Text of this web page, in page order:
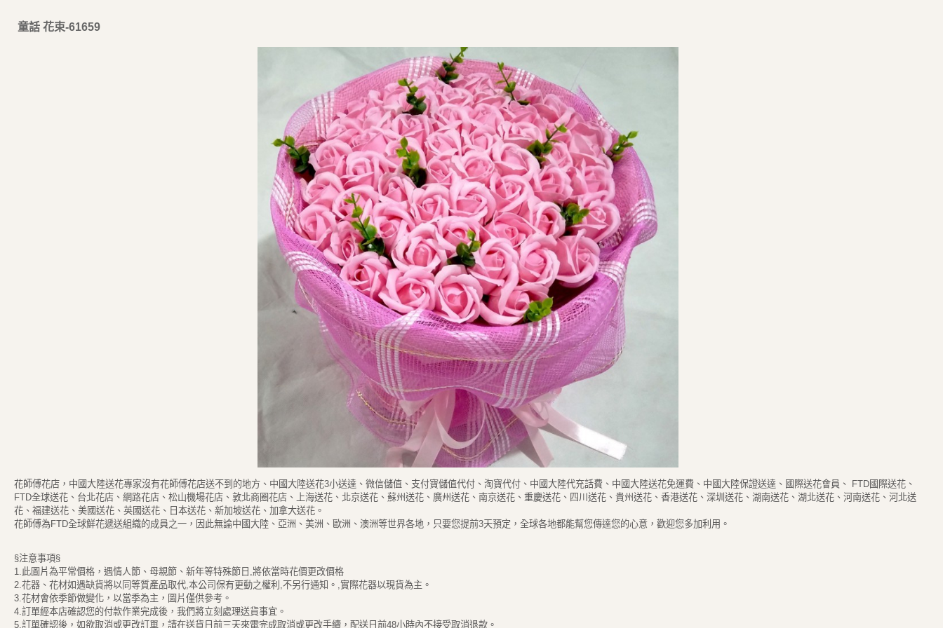
童話 花束-61659
花師傅花店，中國大陸送花專家沒有花師傅花店送不到的地方、中國大陸送花3小送達、微信儲值、支付寶儲值代付、淘寶代付、中國大陸代充話費、中國大陸送花免運費、中國大陸保證送達、國際送花會員、 FTD國際送花、
FTD全球送花、台北花店、網路花店、松山機場花店、敦北商圈花店、上海送花、北京送花、蘇州送花、廣州送花、南京送花、重慶送花、四川送花、貴州送花、香港送花、深圳送花、湖南送花、湖北送花、河南送花、河北送
花、福建送花、美國送花、英國送花、日本送花、新加坡送花、加拿大送花。
花師傅為FTD全球鮮花遞送組織的成員之一，因此無論中國大陸、亞洲、美洲、歐洲、澳洲等世界各地，只要您提前3天預定，全球各地都能幫您傳達您的心意，歡迎您多加利用。
§注意事項§
1.此圖片為平常價格，遇情人節、母親節、新年等特殊節日,將依當時花價更改價格
2.花器、花材如遇缺貨將以同等質產品取代,本公司保有更動之權利,不另行通知。,實際花器以現貨為主。
3.花材會依季節做變化，以當季為主，圖片僅供參考。
4.訂單經本店確認您的付款作業完成後，我們將立刻處理送貨事宜。
5.訂單確認後，如欲取消或更改訂單，請在送貨日前三天來電完成取消或更改手續，配送日前48小時內不接受取消退款。